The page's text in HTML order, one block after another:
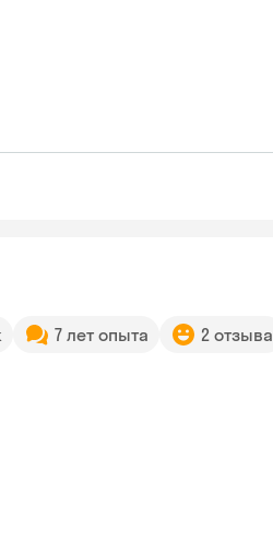
7 лет опыта 2 отзыва